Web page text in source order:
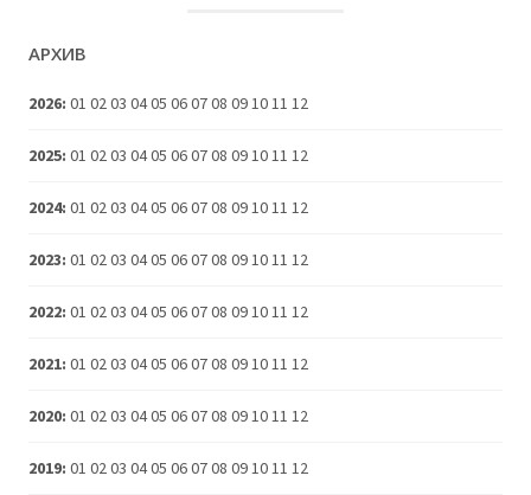
АРХИВ
2026: 01 02 03 0405 060708 09 10 11 12
2025: 01 02 03 0405 060708 09 10 11 12
2024: 01 02 03 0405 060708 09 10 11 12
2023: 01 02 03 0405 060708 09 10 11 12
2022: 01 02 03 0405 060708 09 10 11 12
2021: 01 02 03 0405 060708 09 10 11 12
2020: 01 02 03 0405 060708 09 10 11 12
2019: 01 02 03 0405 060708 09 10 11 12